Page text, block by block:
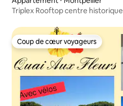
Triplex Rooftop centre historique
Coup de cœur voyageurs
Coup de cœur voyageurs